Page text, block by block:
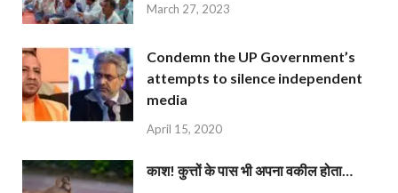
March 27, 2023
Condemn the UP Government’s
attempts to silence independent
media
April 15, 2020
काश! कुत्तों के पास भी अपना वकील होता…